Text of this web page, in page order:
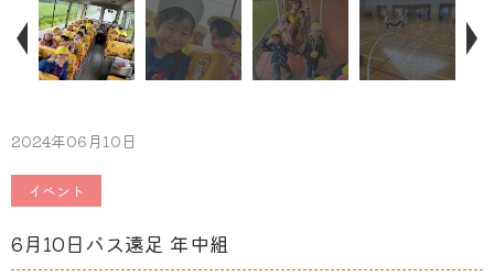
2024年06月10日
イベント
6月10日バス遠足 年中組